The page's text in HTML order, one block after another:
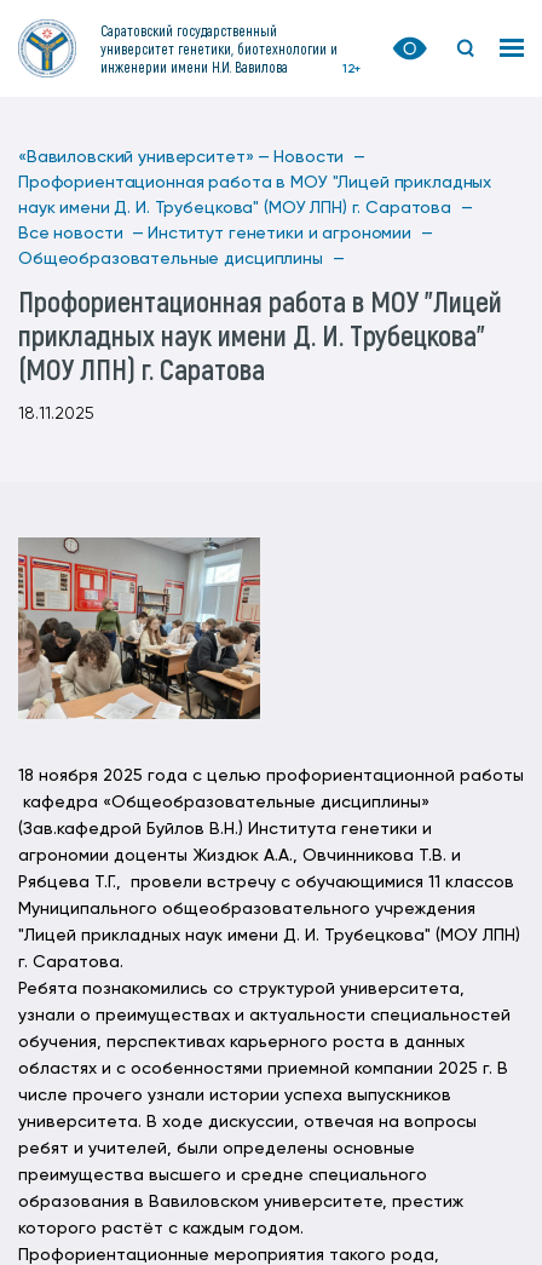
Саратовский государственный
университет генетики, биотехнологии и
инженерии имени Н.И. Вавилова
12+
«Вавиловский университет» — Новости —
Профориентационная работа в МОУ "Лицей прикладных
наук имени Д. И. Трубецкова" (МОУ ЛПН) г. Саратова —
Все новости — Институт генетики и агрономии —
Общеобразовательные дисциплины —
Профориентационная работа в МОУ "Лицей
прикладных наук имени Д. И. Трубецкова"
(МОУ ЛПН) г. Саратова
18.11.2025
18 ноября 2025 года с целью профориентационной работы
кафедра «Общеобразовательные дисциплины»
(Зав.кафедрой Буйлов В.Н.) Института генетики и
агрономии доценты Жиздюк А.А., Овчинникова Т.В. и
Рябцева Т.Г., провели встречу с обучающимися 11 классов
Муниципального общеобразовательного учреждения
"Лицей прикладных наук имени Д. И. Трубецкова" (МОУ ЛПН)
г. Саратова.
Ребята познакомились со структурой университета,
узнали о преимуществах и актуальности специальностей
обучения, перспективах карьерного роста в данных
областях и с особенностями приемной компании 2025 г. В
числе прочего узнали истории успеха выпускников
университета. В ходе дискуссии, отвечая на вопросы
ребят и учителей, были определены основные
преимущества высшего и средне специального
образования в Вавиловском университете, престиж
которого растёт с каждым годом.
Профориентационные мероприятия такого рода,